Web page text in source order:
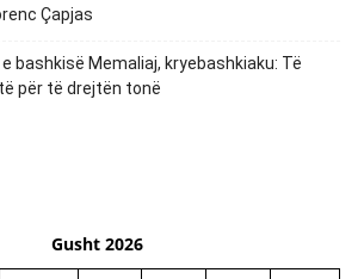
Çapjas
bashkisë Memaliaj, kryebashkiaku: Të
për të drejtën tonë
Gusht 2026